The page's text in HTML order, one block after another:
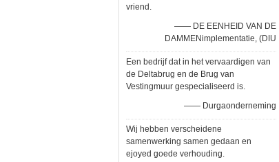
vriend.
—— DE EENHEID VAN DE
DAMMENimplementatie, (DIU
Een bedrijf dat in het vervaardigen van
de Deltabrug en de Brug van
Vestingmuur gespecialiseerd is.
—— Durgaonderneming
Wij hebben verscheidene
samenwerking samen gedaan en
ejoyed goede verhouding.